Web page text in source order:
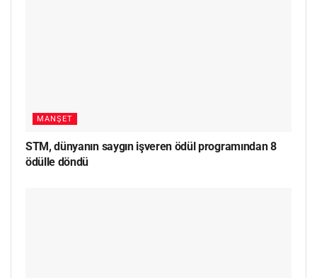
MANŞET
STM, dünyanın saygın işveren ödül programından 8
ödülle döndü